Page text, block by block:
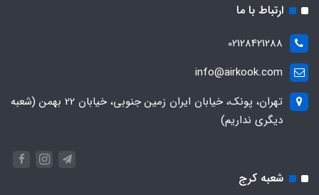
ارتباط با ما
02128421288
info@airkook.com
تهران، پونک، خیابان ایران زمین جنوبی، خیابان 22 بهمن (شعبه
دیگری نداریم)
شعبه کرج